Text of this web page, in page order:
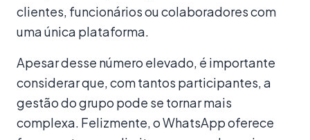
clientes, funcionários ou colaboradores com
uma única plataforma.
Apesar desse número elevado, é importante
considerar que, com tantos participantes, a
gestão do grupo pode se tornar mais
complexa. Felizmente, o WhatsApp oferece